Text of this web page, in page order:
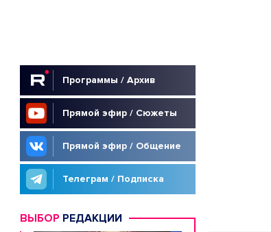
Программы / Архив
Прямой эфир / Сюжеты
Прямой эфир / Общение
Телеграм / Подписка
ВЫБОР РЕДАКЦИИ